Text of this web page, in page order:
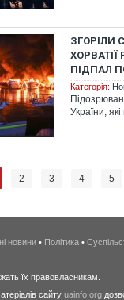
ЗГОРІЛИ
ПІДПАЛ
Категорія:
України,
2 3 4 5
новини • Політика •
їх правовласникам.
сайту uainfo.org